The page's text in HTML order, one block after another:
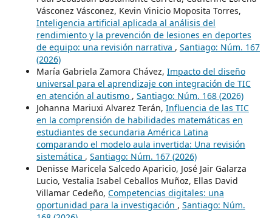
Vásconez Vásconez, Kevin Vinicio Moposita Torres,
Inteligencia artificial aplicada al análisis del
rendimiento y la prevención de lesiones en deportes
de equipo: una revisión narrativa , Santiago: Núm. 167
(2026)
María Gabriela Zamora Chávez, Impacto del diseño
universal para el aprendizaje con integración de TIC
en atención al autismo , Santiago: Núm. 168 (2026)
Johanna Mariuxi Alvarez Terán, Influencia de las TIC
en la comprensión de habilidades matemáticas en
estudiantes de secundaria América Latina
comparando el modelo aula invertida: Una revisión
sistemática , Santiago: Núm. 167 (2026)
Denisse Maricela Salcedo Aparicio, José Jair Galarza
Lucio, Vestalia Isabel Ceballos Muñoz, Ellas David
Villamar Cedeño, Competencias digitales: una
oportunidad para la investigación , Santiago: Núm.